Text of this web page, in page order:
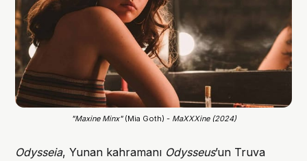
"Maxine Minx" (Mia Goth) - MaXXXine (2024)
Odysseia, Yunan kahramanı Odysseus’un Truva